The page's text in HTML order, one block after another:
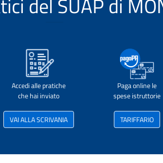
del SUAP di
Accedi alle pratiche
che hai inviato
VAI ALLA SCRIVANIA
Paga online le
spese istruttorie
TARIFFARIO